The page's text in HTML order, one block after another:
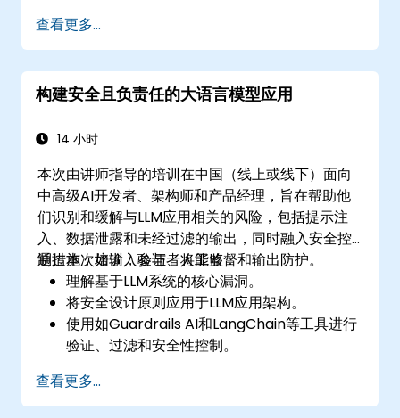
制定有效的AI治理和管理策略。
查看更多...
构建安全且负责任的大语言模型应用
14 小时
本次由讲师指导的培训在中国（线上或线下）面向
中高级AI开发者、架构师和产品经理，旨在帮助他
们识别和缓解与LLM应用相关的风险，包括提示注
入、数据泄露和未经过滤的输出，同时融入安全控
制措施，如输入验证、人工监督和输出防护。
通过本次培训，参与者将能够：
理解基于LLM系统的核心漏洞。
将安全设计原则应用于LLM应用架构。
使用如Guardrails AI和LangChain等工具进行
验证、过滤和安全性控制。
产级流程中。
查看更多...